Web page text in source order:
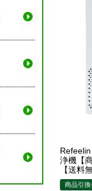
浄機【
【送料
商品引換